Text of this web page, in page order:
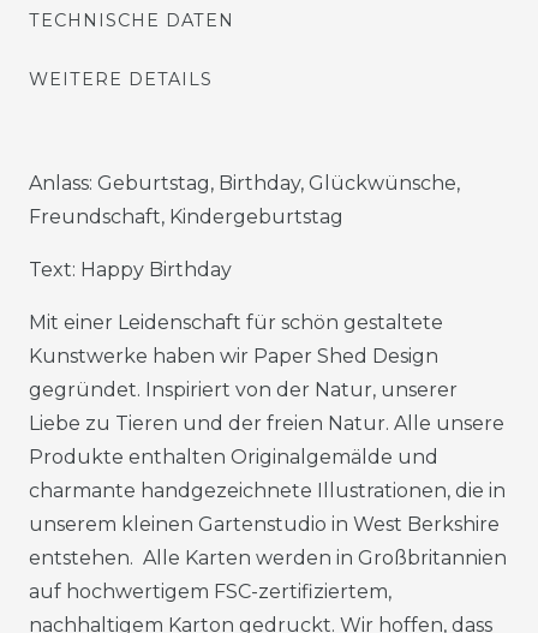
TECHNISCHE DATEN
WEITERE DETAILS
Anlass: Geburtstag, Birthday, Glückwünsche,
Freundschaft, Kindergeburtstag
Text: Happy Birthday
Mit einer Leidenschaft für schön gestaltete
Kunstwerke haben wir Paper Shed Design
gegründet. Inspiriert von der Natur, unserer
Liebe zu Tieren und der freien Natur. Alle unsere
Produkte enthalten Originalgemälde und
charmante handgezeichnete Illustrationen, die in
unserem kleinen Gartenstudio in West Berkshire
entstehen. Alle Karten werden in Großbritannien
auf hochwertigem FSC-zertifiziertem,
nachhaltigem Karton gedruckt. Wir hoffen, dass